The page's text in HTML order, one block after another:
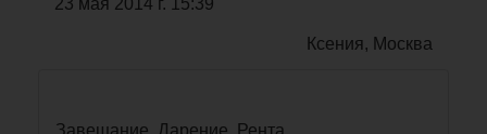
23 мая 2014 г. 15:39
Ксения, Москва
Завещание. Дарение. Рента.